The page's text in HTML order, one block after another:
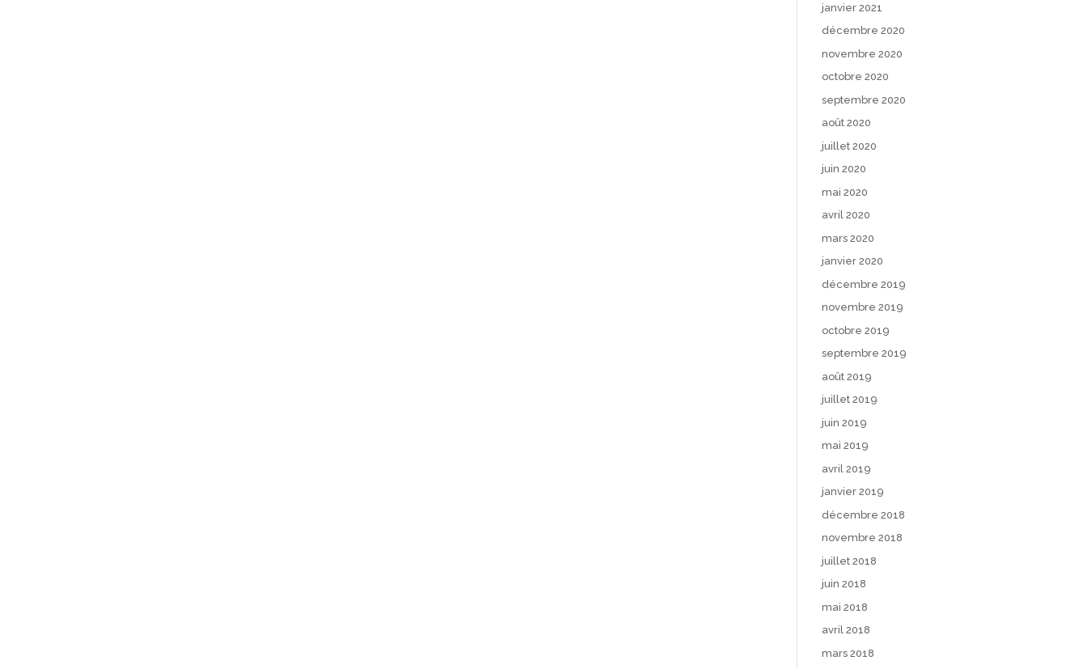
janvier 2021
décembre 2020
novembre 2020
octobre 2020
septembre 2020
août 2020
juillet 2020
juin 2020
mai 2020
avril 2020
mars 2020
janvier 2020
décembre 2019
novembre 2019
octobre 2019
septembre 2019
août 2019
juillet 2019
juin 2019
mai 2019
avril 2019
janvier 2019
décembre 2018
novembre 2018
juillet 2018
juin 2018
mai 2018
avril 2018
mars 2018